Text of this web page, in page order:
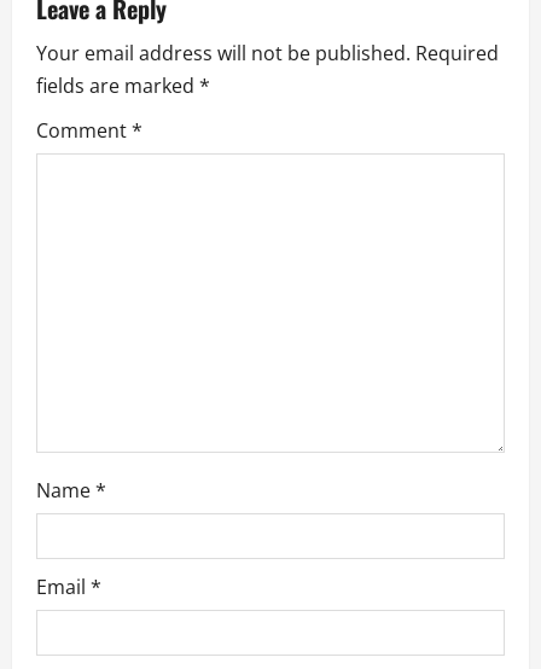
Leave a Reply
Your email address will not be published. Required
fields are marked *
Comment*
Name*
Email *